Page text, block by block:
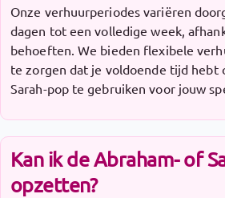
Onze verhuurperiodes variëren
dagen tot een volledige week,
behoeften. We bieden flexibele
te zorgen dat je voldoende tijd hebt
Sarah-pop te gebruiken voor jouw
Kan ik de Abraham- of
opzetten?